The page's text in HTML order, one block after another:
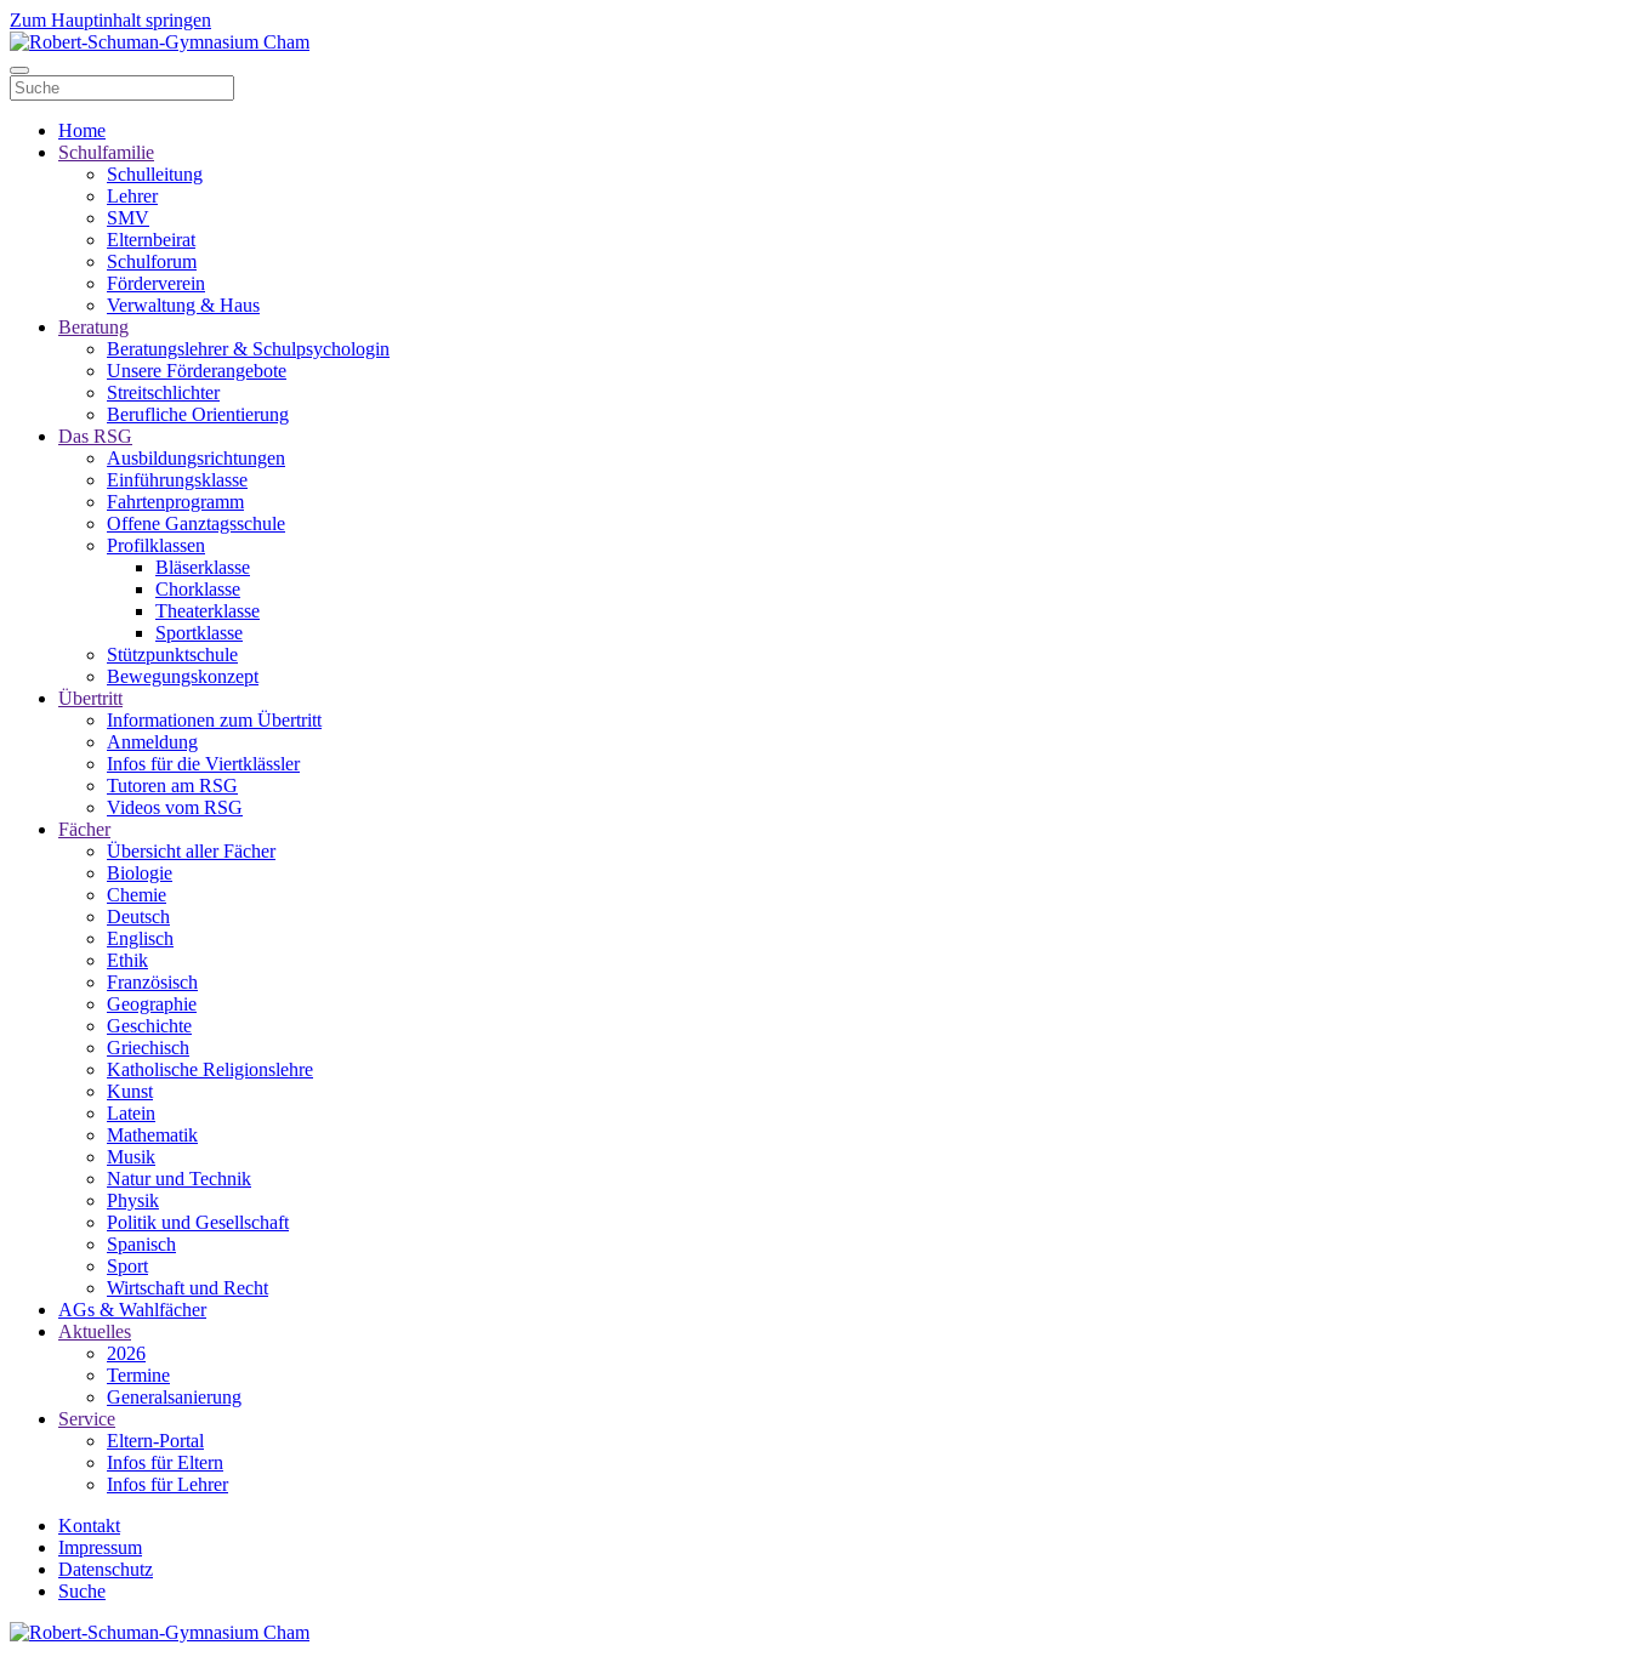
Zum Hauptinhalt springen
Home
Schulfamilie
Schulleitung
Lehrer
SMV
Elternbeirat
Schulforum
Förderverein
Verwaltung & Haus
Beratung
Beratungslehrer & Schulpsychologin
Unsere Förderangebote
Streitschlichter
Berufliche Orientierung
Das RSG
Ausbildungsrichtungen
Einführungsklasse
Fahrtenprogramm
Offene Ganztagsschule
Profilklassen
Bläserklasse
Chorklasse
Theaterklasse
Sportklasse
Stützpunktschule
Bewegungskonzept
Übertritt
Informationen zum Übertritt
Anmeldung
Infos für die Viertklässler
Tutoren am RSG
Videos vom RSG
Fächer
Übersicht aller Fächer
Biologie
Chemie
Deutsch
Englisch
Ethik
Französisch
Geographie
Geschichte
Griechisch
Katholische Religionslehre
Kunst
Latein
Mathematik
Musik
Natur und Technik
Physik
Politik und Gesellschaft
Spanisch
Sport
Wirtschaft und Recht
AGs & Wahlfächer
Aktuelles
2026
Termine
Generalsanierung
Service
Eltern-Portal
Infos für Eltern
Infos für Lehrer
Kontakt
Impressum
Datenschutz
Suche